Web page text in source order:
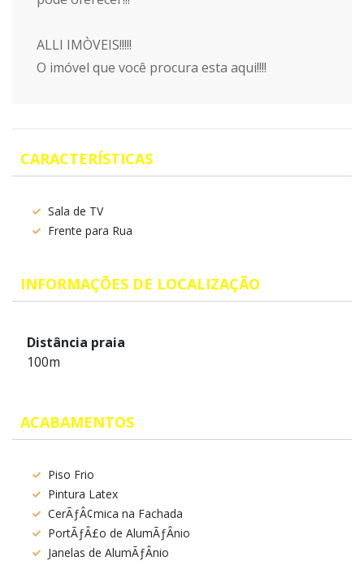
ALLI IMÒVEIS!!!!!
O imóvel que você procura esta aqui!!!!
CARACTERÍSTICAS
Sala de TV
Frente para Rua
INFORMAÇÕES DE LOCALIZAÇÃO
Distância praia
100m
ACABAMENTOS
Piso Frio
Pintura Latex
CerÃƒÂ¢mica na Fachada
PortÃƒÂ£o de AlumÃƒÂ­nio
Janelas de AlumÃƒÂ­nio